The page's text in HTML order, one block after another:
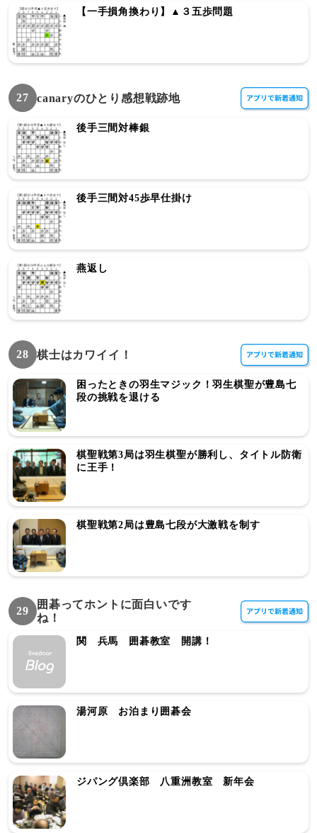
【一手損角換わり】▲３五歩問題
27 canaryのひとり感想戦跡地
後手三間対棒銀
後手三間対45歩早仕掛け
燕返し
28 棋士はカワイイ！
困ったときの羽生マジック！羽生棋聖が豊島七
段の挑戦を退ける
棋聖戦第3局は羽生棋聖が勝利し、タイトル防衛
に王手！
棋聖戦第2局は豊島七段が大激戦を制す
29
囲碁ってホントに面白いです
ね！
関 兵馬 囲碁教室 開講！
湯河原 お泊まり囲碁会
ジパング倶楽部 八重洲教室 新年会